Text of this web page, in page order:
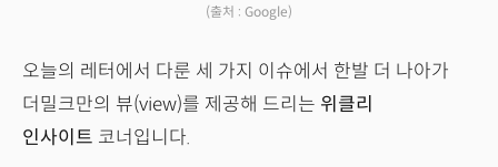
(출처 : Google)
오늘의 레터에서 다룬 세 가지 이슈에서 한발 더 나아가
더밀크만의 뷰(view)를 제공해 드리는 위클리
인사이트 코너입니다.